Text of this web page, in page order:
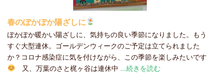
春のぽかぽか陽ざしに
ぽかぽか暖かい陽ざしに、気持ちの良い季節になりました。もう
すぐ大型連休。ゴールデンウィークのご予定は立てられました
か？コロナ感染症に気を付けながら、この季節を楽しみたいです
又、万葉のさと梶ヶ谷は連休中 …続きを読む